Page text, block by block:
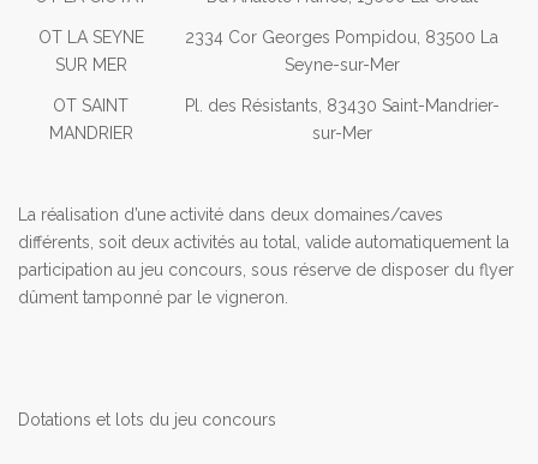
OT LA SEYNE
SUR MER
2334 Cor Georges Pompidou, 83500 La
Seyne-sur-Mer
OT SAINT
MANDRIER
Pl. des Résistants, 83430 Saint-Mandrier-
sur-Mer
La réalisation d’une activité dans deux domaines/caves
différents, soit deux activités au total, valide automatiquement la
participation au jeu concours, sous réserve de disposer du flyer
dûment tamponné par le vigneron.
Dotations et lots du jeu concours